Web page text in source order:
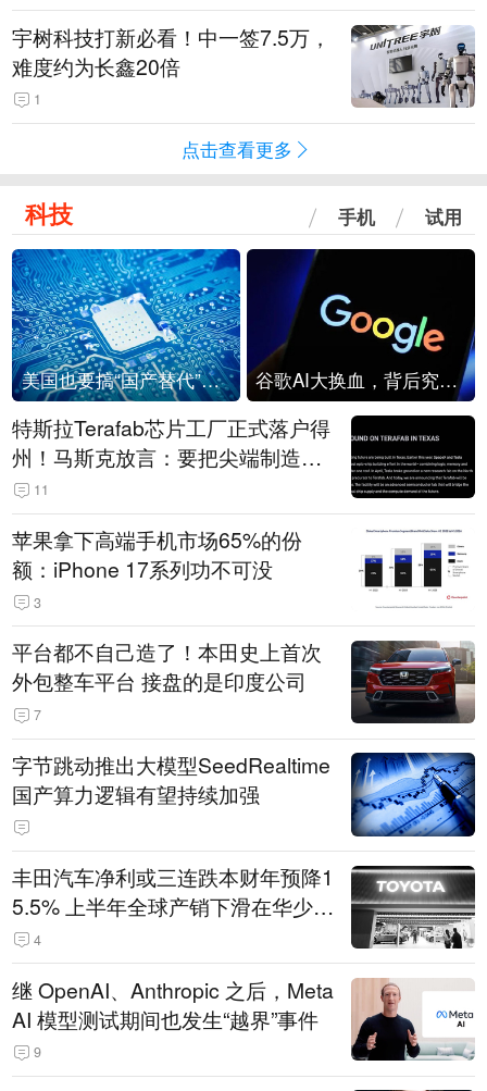
宇树科技打新必看！中一签7.5万，
难度约为长鑫20倍
1
点击查看更多
科技 手机 试用
美国也要搞“国产替代”？先算清三笔账 谷歌AI大换血，背后究竟发生了什么？
特斯拉Terafab芯片工厂正式落户得
州！马斯克放言：要把尖端制造带
回美国
11
苹果拿下高端手机市场65%的份
额：iPhone 17系列功不可没
3
平台都不自己造了！本田史上首次
外包整车平台 接盘的是印度公司
7
字节跳动推出大模型SeedRealtime
国产算力逻辑有望持续加强
丰田汽车净利或三连跌本财年预降1
5.5% 上半年全球产销下滑在华少卖
14.3万辆
4
继 OpenAI、Anthropic 之后，Meta
AI 模型测试期间也发生“越界”事件
9